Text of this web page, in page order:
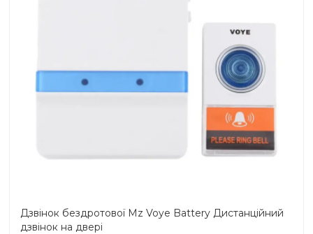
Дзвінок бездротової Mz Voye Battery Дистанційний
дзвінок на двері